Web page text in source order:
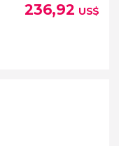
la Isla de Gorea,
236,92 US$